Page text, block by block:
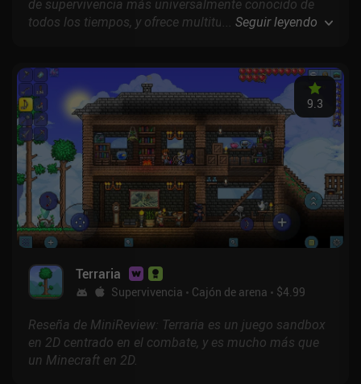
de supervivencia más universalmente conocido de
todos los tiempos, y ofrece multitud de formas de
... Seguir leyendo
Terraria
Supervivencia Cajón de arena $4.99
9.3
Reseña de MiniReview: Terraria es un juego sandbox
en 2D centrado en el combate, y es mucho más que
un Minecraft en 2D.